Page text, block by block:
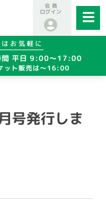
お気軽に
間 平日 9:00～17:00
ット販売は～16:00
会 員
ログイン
号発行しま